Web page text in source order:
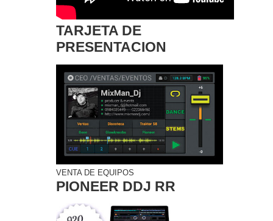
TARJETA DE
PRESENTACION
VENTA DE EQUIPOS
PIONEER DDJ RR